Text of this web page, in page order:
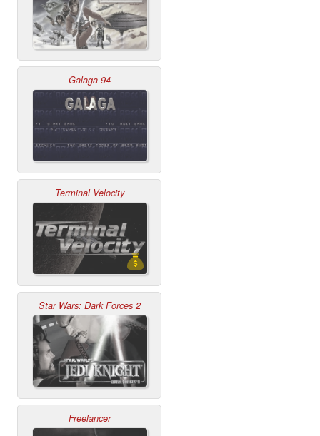
Galaga 94
Terminal Velocity
Star Wars: Dark Forces 2
Freelancer